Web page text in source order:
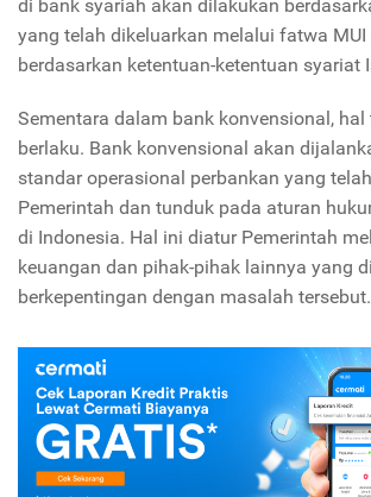
di bank syariah akan dilakukan
yang telah dikeluarkan melalui fatwa
berdasarkan ketentuan-ketentuan syariat
Sementara dalam bank konvensional,
berlaku. Bank konvensional akan
standar operasional perbankan yang
Pemerintah dan tunduk pada aturan
di Indonesia. Hal ini diatur Pemerintah
keuangan dan pihak-pihak lainnya yang
berkepentingan dengan masalah tersebut.